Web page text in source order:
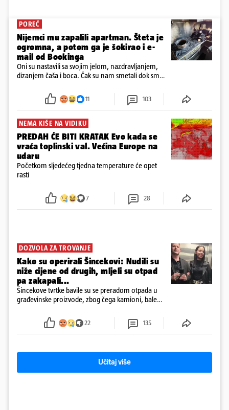
POREČ
Nijemci mu zapalili apartman. Šteta je
ogromna, a potom ga je šokirao i e-
mail od Bookinga
Oni su nastavili sa svojim jelom, nazdravljanjem,
dizanjem čaša i boca. Čak su nam smetali dok smo
požar, rekao je vlasnik
11 103
NEMA KIŠE NA VIDIKU
PREDAH ĆE BITI KRATAK Evo kada se
vraća toplinski val. Većina Europe na
udaru
Početkom sljedećeg tjedna temperature će opet
rasti
7 28
DOZVOLA ZA TROVANJE
Kako su operirali Šincekovi: Nudili su
niže cijene od drugih, mljeli su otpad
pa zakapali...
Šincekove tvrtke bavile su se preradom otpada u
građevinske proizvode, zbog čega kamioni, bale
22 135
Učitaj više